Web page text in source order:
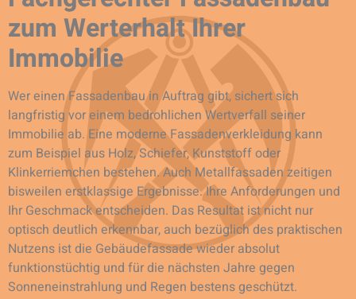
zum Werterhalt Ihrer
Immobilie
Wer einen Fassadenbau in Auftrag gibt, sichert sich
langfristig vor einem bedrohlichen Wertverfall seiner
Immobilie ab. Eine moderne Fassadenverkleidung kann
zum Beispiel aus Holz, Schiefer, Kunststoff oder
Klinkerriemchen bestehen. Auch Metallfassaden zeitigen
bisweilen erstklassige Ergebnisse. Ihre Anforderungen und
Ihr Geschmack entscheiden. Das Resultat ist nicht nur
optisch deutlich erkennbar, auch bezüglich des praktischen
Nutzens ist die Gebäudefassade wieder absolut
funktionstüchtig und für die nächsten Jahre gegen
Sonneneinstrahlung und Regen bestens geschützt.